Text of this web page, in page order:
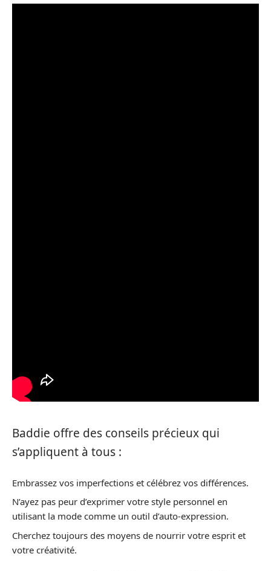
Baddie offre des conseils précieux qui
s’appliquent à tous :
Embrassez vos imperfections et célébrez vos différences.
N’ayez pas peur d’exprimer votre style personnel en
utilisant la mode comme un outil d’auto-expression.
Cherchez toujours des moyens de nourrir votre esprit et
votre créativité.